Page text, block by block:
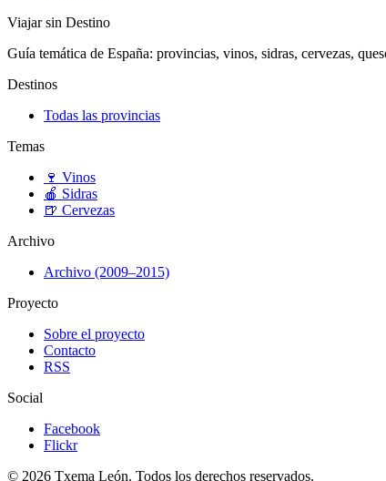
Viajar sin Destino
Guía temática de España: provincias, vinos, sidras, cervezas,
Destinos
Todas las provincias
Temas
🍷 Vinos
🍎 Sidras
🍺 Cervezas
Archivo
Archivo (2009–2015)
Proyecto
Sobre el proyecto
Contacto
RSS
Social
Facebook
Flickr
© 2026 Txema León. Todos los derechos reservados.